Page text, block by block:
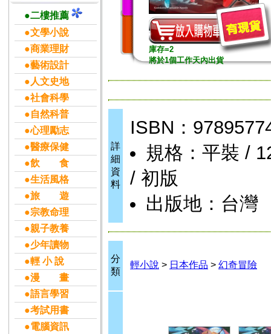
●二樓推薦
●文學小說
●商業理財
●藝術設計
●人文史地
●社會科學
●自然科普
●心理勵志
●醫療保健
●飲 食
●生活風格
●旅 遊
●宗教命理
●親子教養
●少年讀物
●輕 小 說
●漫 畫
●語言學習
●考試用書
●電腦資訊
庫存=2
將於1個工作天內出貨
詳
細
資
料
ISBN：
規格：平裝 /
/ 初版
出版地：台灣
分
類
輕小說 > 日本作品 > 幻奇冒險